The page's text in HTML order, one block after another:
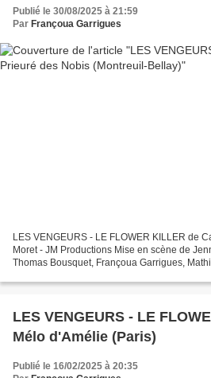
Publié le 30/08/2025 à 21:59
Par Françoua Garrigues
LES VENGEURS - LE FLOWER KILLER de
Moret - JM Productions Mise en scène de
Thomas Bousquet, Françoua Garrigues,
LES VENGEURS - LE
Mélo d'Amélie (Paris)
Publié le 16/02/2025 à 20:35